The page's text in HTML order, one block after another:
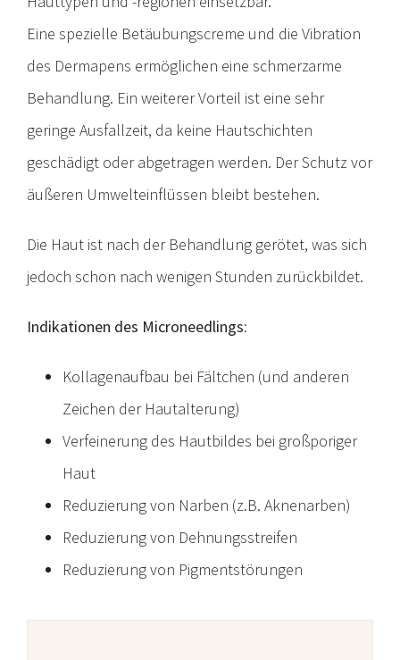
Eine spezielle Betäubungscreme und die Vibration
des Dermapens ermöglichen eine schmerzarme
Behandlung. Ein weiterer Vorteil ist eine sehr
geringe Ausfallzeit, da keine Hautschichten
geschädigt oder abgetragen werden. Der Schutz vor
äußeren Umwelteinflüssen bleibt bestehen.
Die Haut ist nach der Behandlung gerötet, was sich
jedoch schon nach wenigen Stunden zurückbildet.
Indikationen des Microneedlings:
Kollagenaufbau bei Fältchen (und anderen
Zeichen der Hautalterung)
Verfeinerung des Hautbildes bei großporiger
Haut
Reduzierung von Narben (z.B. Aknenarben)
Reduzierung von Dehnungsstreifen
Reduzierung von Pigmentstörungen